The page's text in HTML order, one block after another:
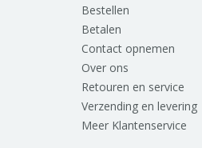
Bestellen
Betalen
Contact opnemen
Over ons
Retouren en service
Verzending en levering
Meer Klantenservice